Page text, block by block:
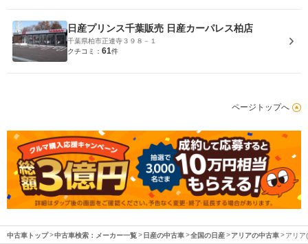
日産プリンス千葉販売 日産カーパレス柏店
千葉県柏市正連寺３９８－１
クチコミ： 61件
ページトップへ
中古車トップ 中古車検索：メーカー一覧 日産の中古車 全国の日産 アリアの中古車 アリア